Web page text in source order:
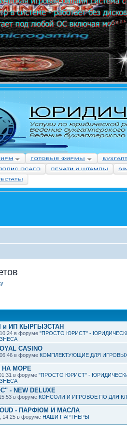
ИП КЫРГЫЗСТАН
в форуме "ПРОСТО ЮРИСТ" -
CASINO
в форуме КОМПЛЕКТУЮЩИЕ ДЛЯ
НА МОРЕ
в форуме "ПРОСТО ЮРИСТ" -
- NEW DELUXE
в форуме КОНСОЛИ И ИГРОВОЕ ПО ДЛЯ
- ПАРФЮМ И МАСЛА
14:25 в форуме НАШИ ПАРТНЕРЫ